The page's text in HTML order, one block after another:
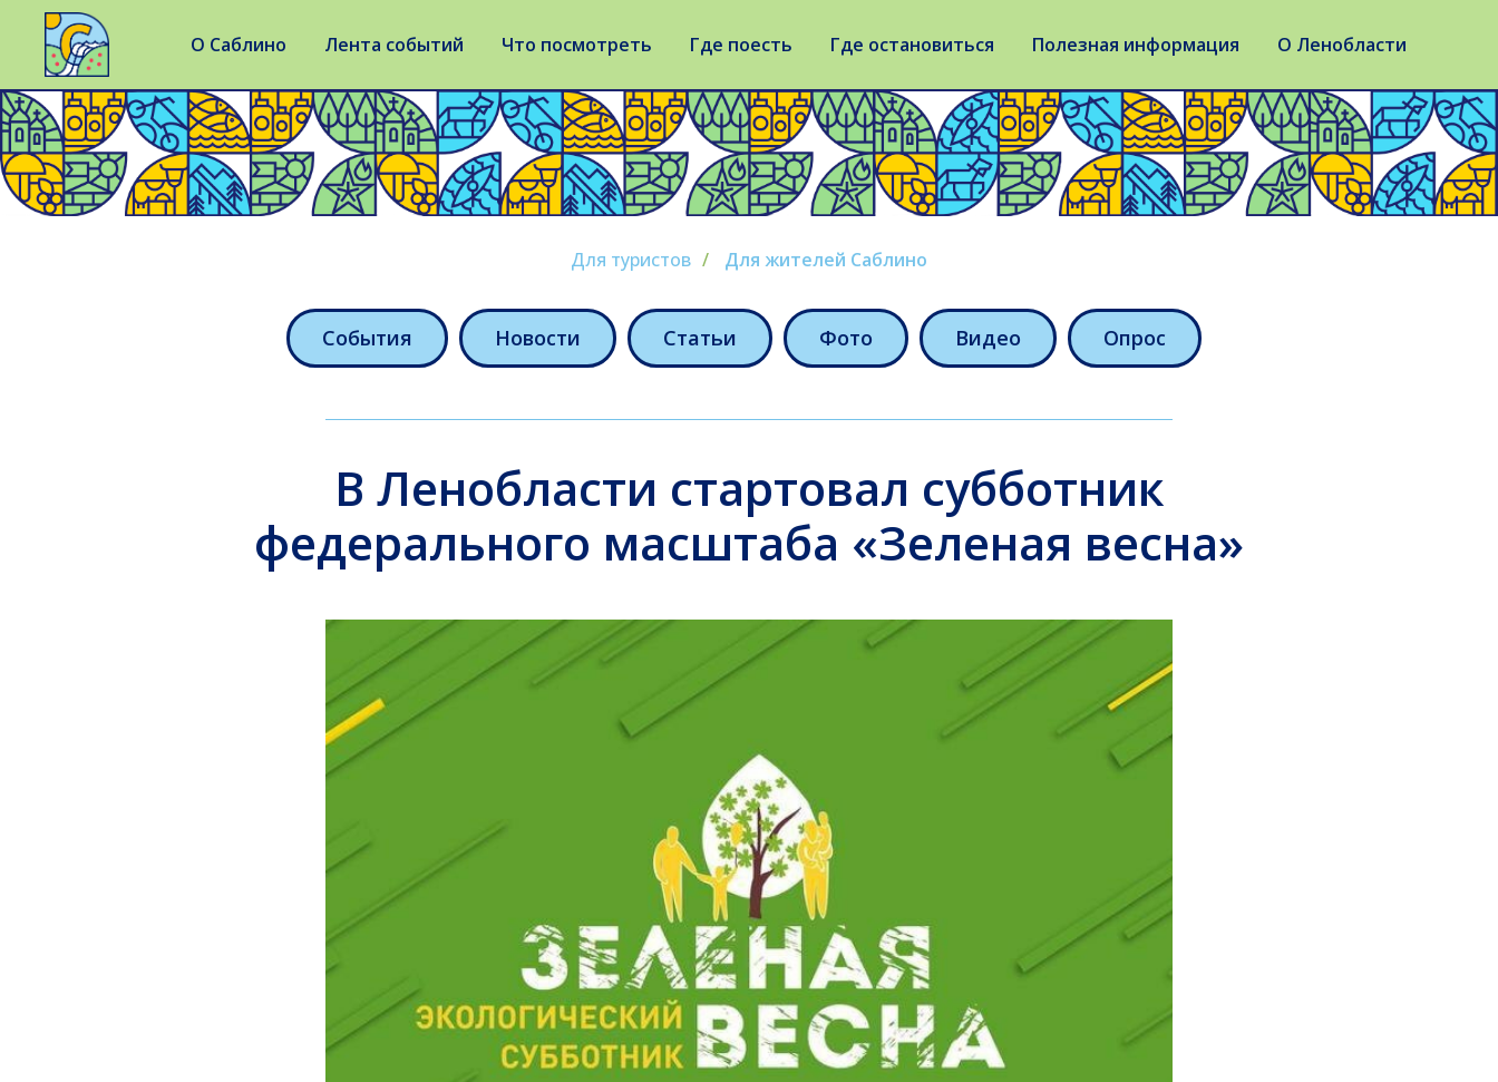
О Саблино Лента событий Что посмотреть Где поесть Где остановиться Полезная информация О Ленобласти
Для туристов / Для жителей Саблино
События Новости Статьи Фото Видео Опрос
В Ленобласти стартовал субботник
федерального масштаба «Зеленая весна»